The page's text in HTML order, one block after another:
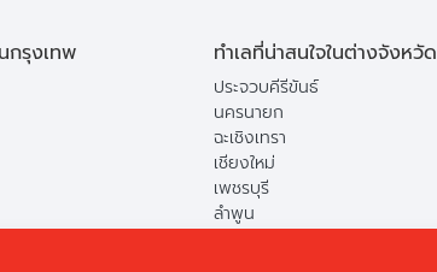
กรุงเทพ ทำเลที่น่าสนใจในต่างจังหวัด
ประจวบคีรีขันธ์
นครนายก
ฉะเชิงเทรา
เชียงใหม่
เพชรบุรี
ลำพูน